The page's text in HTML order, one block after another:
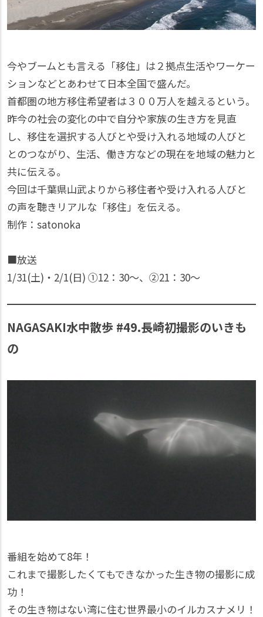
今やブームとも言える「移住」は２拠点生活やワーケー
ションなどとあわせて日本全国で盛んだ。
首都圏の地方移住希望者は３００万人を越えるという。
昨今の社会の変化の中で自分や家族の生き方を見直
し、移住を選択する人びとや受け入れる地域の人びと
とのつながり、生活、働き方などの現在を地域の魅力と
共に伝える。
今回は千葉県山武よりから移住者や受け入れる人びと
の声を聴きリアルな「移住」を伝える。
制作：satonoka
■放送
1/31(土)・2/1(日) ①12：30〜、②21：30〜
NAGASAKI水中散歩 #49.長崎初撮影のいきも
の
番組を始めて8年！
これまで撮影したくてもできなかった生き物の撮影に成
功！
その生き物はない湾に住む世界最小のイルカスナメリ！